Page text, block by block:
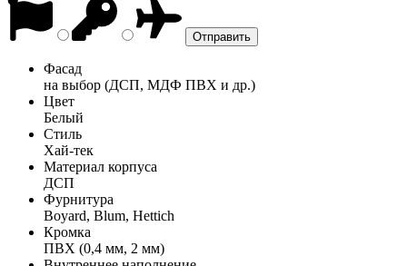
Фасад
на выбор (ДСП, МДФ ПВХ и др.)
Цвет
Белый
Стиль
Хай-тек
Материал корпуса
ДСП
Фурнитура
Boyard, Blum, Hettich
Кромка
ПВХ (0,4 мм, 2 мм)